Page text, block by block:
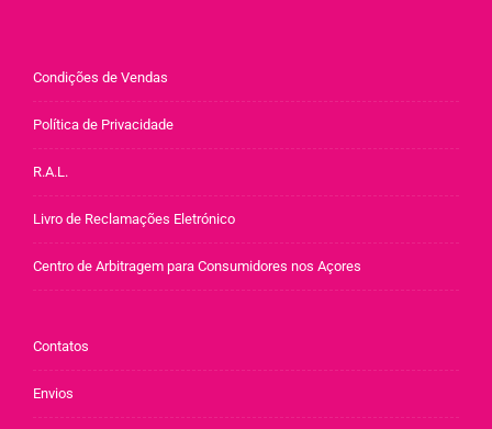
Condições de Vendas
Política de Privacidade
R.A.L.
Livro de Reclamações Eletrónico
Centro de Arbitragem para Consumidores nos Açores
Contatos
Envios